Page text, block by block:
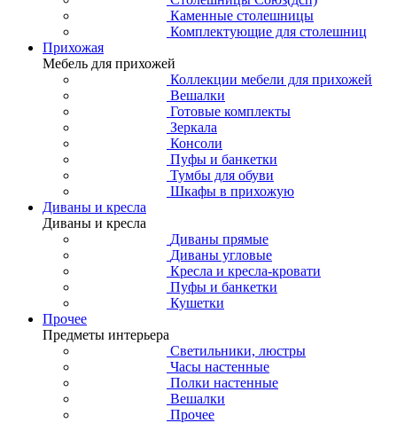
Каменные столешницы
Комплектующие для столешниц
Прихожая
Мебель для прихожей
Коллекции мебели для прихожей
Вешалки
Готовые комплекты
Зеркала
Консоли
Пуфы и банкетки
Тумбы для обуви
Шкафы в прихожую
Диваны и кресла
Диваны и кресла
Диваны прямые
Диваны угловые
Кресла и кресла-кровати
Пуфы и банкетки
Кушетки
Прочее
Предметы интерьера
Светильники, люстры
Часы настенные
Полки настенные
Вешалки
Прочее